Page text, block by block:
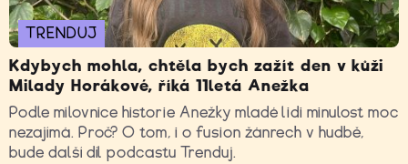
TRENDUJ
Kdybych mohla, chtěla bych zažít den v kůži
Milady Horákové, říká 11letá Anežka
Podle milovnice historie Anežky mladé lidi minulost moc
nezajímá. Proč? O tom, i o fusion žánrech v hudbě,
bude další díl podcastu Trenduj.